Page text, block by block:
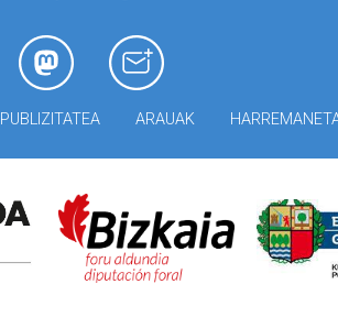
PUBLIZITATEA ARAUAK